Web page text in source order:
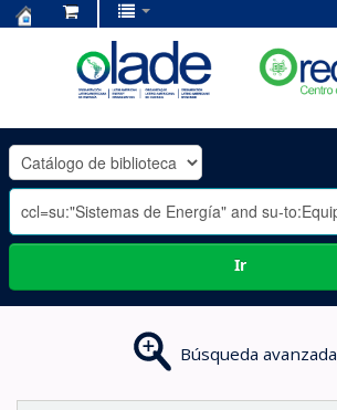
OLADE
-
Ir
Búsqueda avanzada